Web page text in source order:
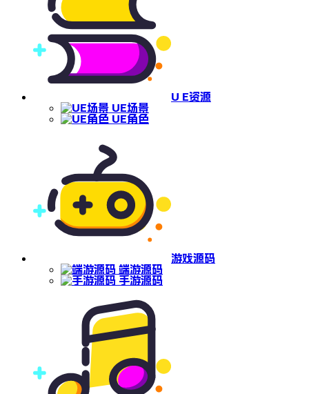
U E资源
UE场景
UE角色
游戏源码
端游源码
手游源码